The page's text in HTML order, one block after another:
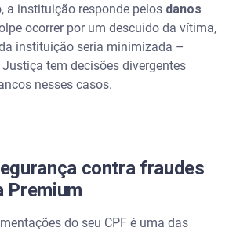
a instituição responde pelos danos
ocorrer por um descuido da vítima,
instituição seria minimizada –
tem decisões divergentes
nesses casos.
contra fraudes
Premium
do seu CPF é uma das